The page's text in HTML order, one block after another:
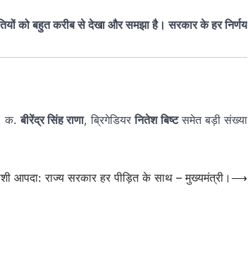
को बहुत करीब से देखा और समझा है। सरकार के हर निर्णय
क.बीरेंद्र सिंह राणा, ब्रिगेडियरनितेश बिष्टसमेत बड़ी संख्या
आपदा: राज्य सरकार हर पीड़ित के साथ – मुख्यमंत्री। ⟶